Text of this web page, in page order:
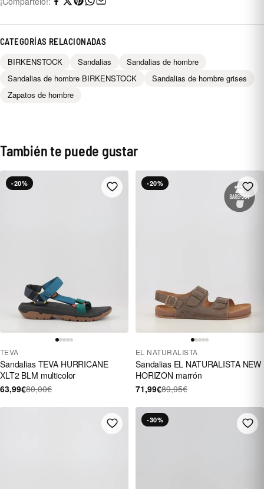
CATEGORÍAS RELACIONADAS
BIRKENSTOCK Sandalias
Sandalias de hombre
Sandalias de hombre BIRKENSTOCK
Sandalias de hombre grises
Zapatos de hombre
También te puede gustar
-20%
TEVA
Sandalias TEVA HURRICANE
XLT2 BLM multicolor
63,99€80,00€
-20%
EL NATURALISTA
Sandalias EL NATURALISTA NEW
HORIZON marrón
71,99€89,95€
-30%